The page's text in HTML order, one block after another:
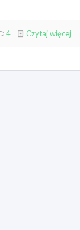
4 Czytaj więcej